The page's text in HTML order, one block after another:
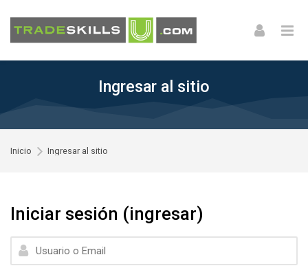
Ingresar al sitio
Inicio Ingresar al sitio
Iniciar sesión (ingresar)
Saltar a crear una nueva cuenta
Usuario o Email